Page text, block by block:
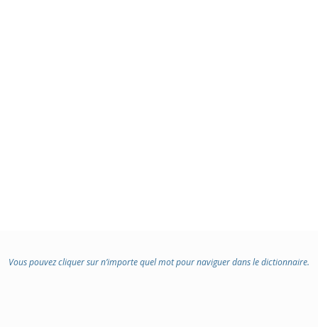
Vous pouvez cliquer sur n’importe quel mot pour naviguer dans le dictionnaire.